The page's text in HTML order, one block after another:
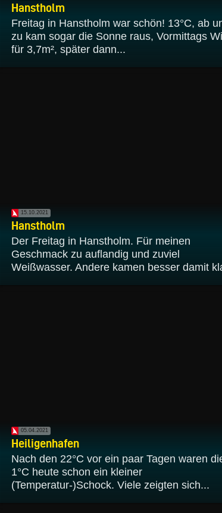
Hanstholm
Freitag in Hanstholm war schön! 13°C, ab
zu kam sogar die Sonne raus, Vormittags
für 3,7m², später dann...
15.10.2021
Hanstholm
Der Freitag in Hanstholm. Für meinen
Geschmack zu auflandig und zuviel
Weißwasser. Andere kamen besser damit
05.04.2021
Heiligenhafen
Nach den 22°C vor ein paar Tagen waren
1°C heute schon ein kleiner
(Temperatur-)Schock. Viele zeigten sich...